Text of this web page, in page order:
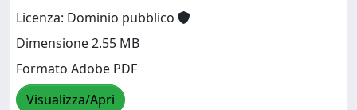
Licenza: Dominio pubblico
Dimensione 2.55 MB
Formato Adobe PDF
Visualizza/Apri